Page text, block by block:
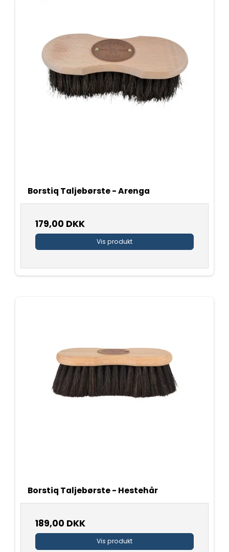
Borstiq Taljebørste - Arenga
179,00 DKK
Vis produkt
Borstiq Taljebørste - Hestehår
189,00 DKK
Vis produkt